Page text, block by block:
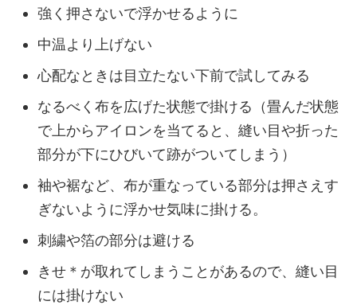
強く押さないで浮かせるように
中温より上げない
心配なときは目立たない下前で試してみる
なるべく布を広げた状態で掛ける（畳んだ状態
で上からアイロンを当てると、縫い目や折った
部分が下にひびいて跡がついてしまう）
袖や裾など、布が重なっている部分は押さえす
ぎないように浮かせ気味に掛ける。
刺繍や箔の部分は避ける
きせ＊が取れてしまうことがあるので、縫い目
には掛けない